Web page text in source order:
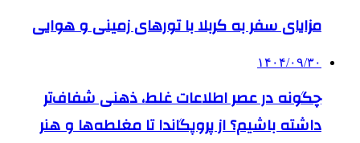
مزایای سفر به کربلا با تورهای زمینی و هوایی
۱۴۰۴/۰۹/۳۰
چگونه در عصر اطلاعات غلط، ذهنی شفاف‌تر
داشته باشیم؟ از پروپگاندا تا مغلطه‌ها و هنر